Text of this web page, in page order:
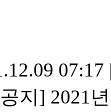
07:17
지] 2021